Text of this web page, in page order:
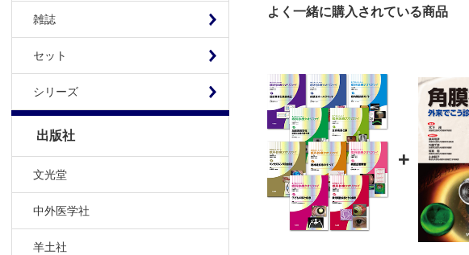
雑誌
セット
シリーズ
出版社
文光堂
中外医学社
羊土社
よく一緒に購入されている商品
+